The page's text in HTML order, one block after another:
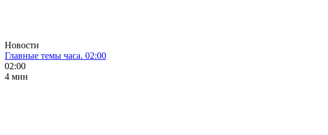
Новости
Главные темы часа. 02:00
02:00
4 мин